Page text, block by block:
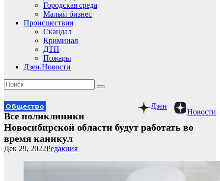
Городская среда
Малый бизнес
Происшествия
Скандал
Криминал
ДТП
Пожары
Дзен.Новости
Новости
Дзен
Общество
Все поликлиники
Новосибирской области будут работать во
время каникул
Редакция
Дек 29, 2022